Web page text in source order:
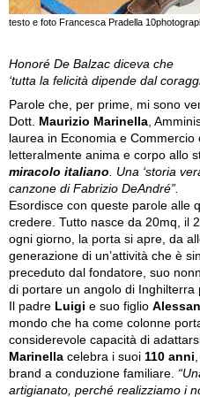
testo e foto Francesca Pradella
Honoré De Balzac diceva che
‘tutta la felicità dipende dal
Parole che, per prime, mi sono
Dott. Maurizio Marinella,
laurea in Economia e
letteralmente anima e corpo allo
miracolo italiano. Una ‘storia
canzone di Fabrizio DeAndré”.
Esordisce con queste parole alle
credere. Tutto nasce da 20mq, il
ogni giorno, la porta si apre, da
generazione di un’attività che è
preceduto dal fondatore, suo
di portare un angolo di
Il padre Luigi e suo figlio
mondo che ha come colonne
considerevole capacità di
Marinella celebra i suoi 110 anni
brand a conduzione familiare.
artigianato, perché realizziamo i